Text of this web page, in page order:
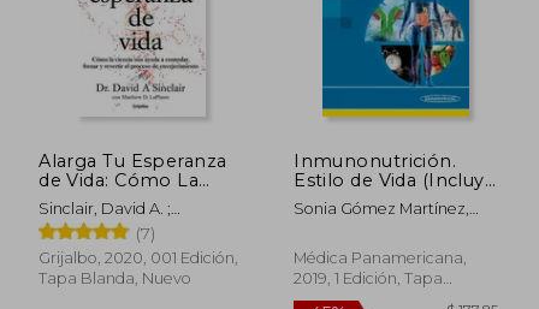
45%
dcto.
$ 43.83
$ 24.10
45%
dcto. $
Alarga Tu Esperanza
de Vida: Cómo La
Ciencia Nos Ayuda a
Controlar, Frenar Y
Revertir El Proceso
de Envejecimiento /
Lifespan: Why We
Sinclair, David A. ;
Laplante, Matthew D.
(7)
Grijalbo, 2020, 001 Edición,
Tapa Blanda, Nuevo
Inmunonutrición.
Estilo de Vida (Incluye
Versión Digital)
Sonia Gómez Martínez,
Médica Panamericana,
2019, 1 Edición, Tapa
Blanda, Nuevo